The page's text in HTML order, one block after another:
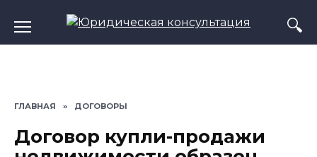
содержанию
ГЛАВНАЯ » ДОГОВОРЫ
Договор купли-продажи